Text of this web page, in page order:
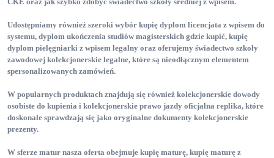
Udostępniamy również szeroki wybór kupię dyplom licencjata z wpisem do
systemu, dyplom ukończenia studiów magisterskich gdzie kupić, kupię
dyplom pielęgniarki z wpisem legalny oraz oferujemy świadectwo szkoły
zawodowej kolekcjonerskie legalne, które są nieodłącznym elementem
spersonalizowanych zamówień.
W popularnych produktach znajdują się również kolekcjonerskie dowody
osobiste do kupienia i kolekcjonerskie prawo jazdy oficjalna replika, które
doskonale sprawdzają się jako oryginalne dokumenty kolekcjonerskie
prezenty.
W sferze matur nasza oferta obejmuje kupię maturę, kupię maturę z